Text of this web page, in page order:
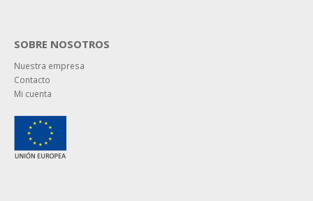
SOBRE NOSOTROS
Nuestra empresa
Contacto
Mi cuenta